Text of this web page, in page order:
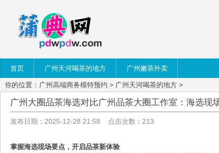
首页 广州天河喝茶的地方 广州嫩茶外卖
你的位置： 广州高端商务模特预约 > 广州天河喝茶的地方 >
广州大圈品茶海选对比广州品茶大圈工作室‌：海选现
发布日期：2025-12-28 21:58 点击次数：213
掌握海选现场要点，开启品茶新体验